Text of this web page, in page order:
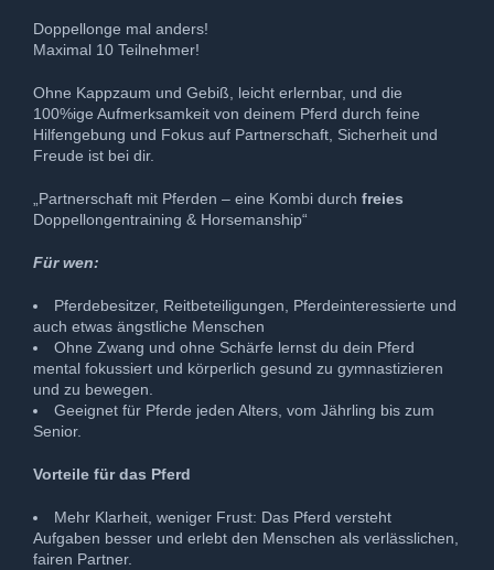
Doppellonge mal anders!
Maximal 10 Teilnehmer!
Ohne Kappzaum und Gebiß, leicht erlernbar, und die
100%ige Aufmerksamkeit von deinem Pferd durch feine
Hilfengebung und Fokus auf Partnerschaft, Sicherheit und
Freude ist bei dir.
„Partnerschaft mit Pferden – eine Kombi durch freies
Doppellongentraining & Horsemanship“
Für wen:
Pferdebesitzer, Reitbeteiligungen, Pferdeinteressierte und
auch etwas ängstliche Menschen
Ohne Zwang und ohne Schärfe lernst du dein Pferd
mental fokussiert und körperlich gesund zu gymnastizieren
und zu bewegen.
Geeignet für Pferde jeden Alters, vom Jährling bis zum
Senior.
Vorteile für das Pferd
Mehr Klarheit, weniger Frust: Das Pferd versteht
Aufgaben besser und erlebt den Menschen als verlässlichen,
fairen Partner.